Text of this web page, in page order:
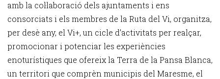
amb la col·laboració dels ajuntaments i ens
consorciats i els membres de la Ruta del Vi, organitza,
per desè any, el Vi+, un cicle d’activitats per realçar,
promocionar i potenciar les experiències
enoturístiques que ofereix la Terra de la Pansa Blanca,
un territori que comprèn municipis del Maresme, el